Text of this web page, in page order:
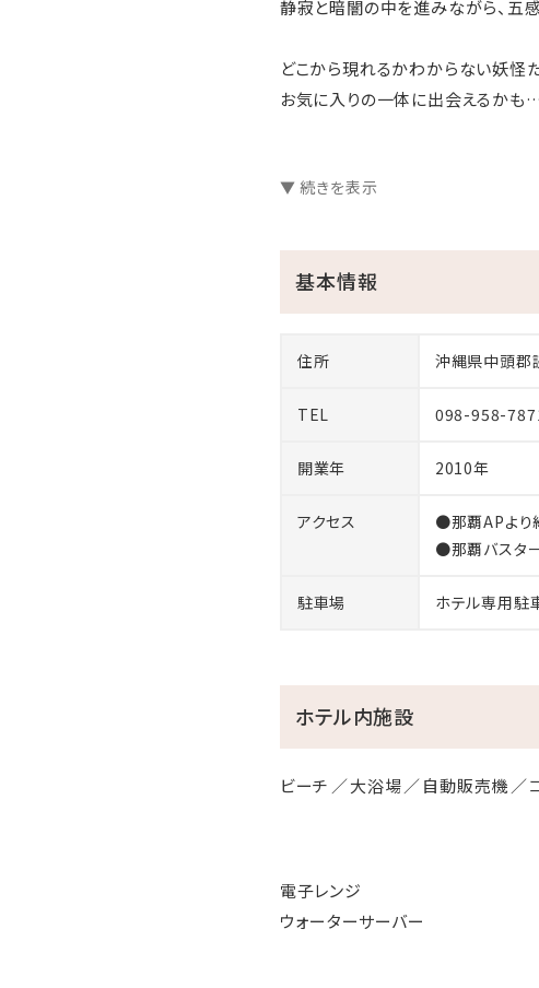
静寂と暗闇の中を進みながら、五
どこから現れるかわからない妖怪た
お気に入りの一体に出会えるかも
ぜひ特別な沖縄の夜をお楽しみくだ
■開催期間
2026年5月1日（金）～8月31日（月）
～ご宿泊のお客様へむら咲むらか
２、銭湯（ゆ～ふる）無料券
※営業時間の変更や臨時休業など
素朴で美味しい沖縄の家庭料理を
古き良き沖縄の雰囲気が感じられ
■事前チェックインご利用手順
STEP1：指定のURLへアクセス
▼ 続きを表示
基本情報
住所 沖縄県中頭郡
TEL 098-958-
開業年 2010年
アクセス
●那覇APより
●那覇バスタ
駐車場 ホテル専用駐
ホテル内施設
ビーチ 大浴場 自動販売機
電子レンジ
ウォーターサーバー